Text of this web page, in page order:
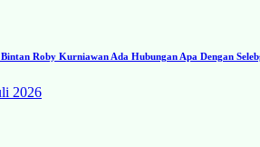
Roby Kurniawan Ada Hubungan Apa Dengan
2026